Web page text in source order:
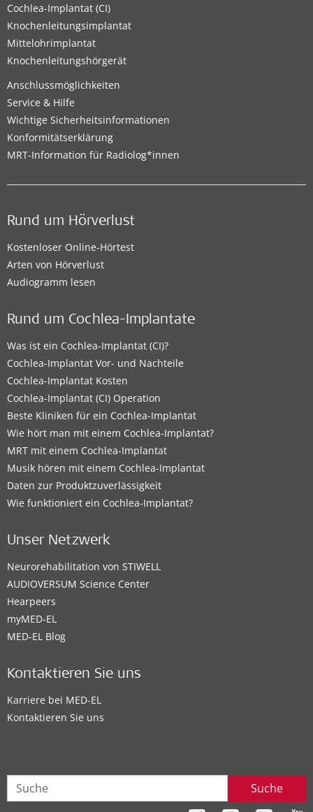
Cochlea-Implantat (CI)
Knochenleitungsimplantat
Mittelohrimplantat
Knochenleitungshörgerät
Anschlussmöglichkeiten
Service & Hilfe
Wichtige Sicherheitsinformationen
Konformitätserklärung
MRT-Information für Radiolog*innen
Rund um Hörverlust
Kostenloser Online-Hörtest
Arten von Hörverlust
Audiogramm lesen
Rund um Cochlea-Implantate
Was ist ein Cochlea-Implantat (CI)?
Cochlea-Implantat Vor- und Nachteile
Cochlea-Implantat Kosten
Cochlea-Implantat (CI) Operation
Beste Kliniken für ein Cochlea-Implantat
Wie hört man mit einem Cochlea-Implantat?
MRT mit einem Cochlea-Implantat
Musik hören mit einem Cochlea-Implantat
Daten zur Produktzuverlässigkeit
Wie funktioniert ein Cochlea-Implantat?
Unser Netzwerk
Neurorehabilitation von STIWELL
AUDIOVERSUM Science Center
Hearpeers
myMED‑EL
MED-EL Blog
Kontaktieren Sie uns
Karriere bei MED-EL
Kontaktieren Sie uns
Suche